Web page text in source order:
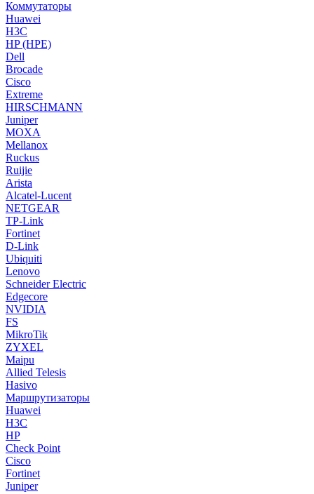
Коммутаторы
Huawei
H3C
HP (HPE)
Dell
Brocade
Cisco
Extreme
HIRSCHMANN
Juniper
MOXA
Mellanox
Ruckus
Ruijie
Arista
Alcatel-Lucent
NETGEAR
TP-Link
Fortinet
D-Link
Ubiquiti
Lenovo
Schneider Electric
Edgecore
NVIDIA
FS
MikroTik
ZYXEL
Maipu
Allied Telesis
Hasivo
Маршрутизаторы
Huawei
H3C
HP
Check Point
Cisco
Fortinet
Juniper